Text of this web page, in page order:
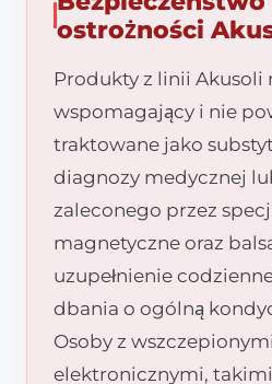
ostrożności
Produkty z linii Akusoli
wspomagający i nie
traktowane jako
diagnozy medycznej
zaleconego przez
magnetyczne oraz
uzupełnienie
dbania o ogólną
Osoby z
elektronicznymi,